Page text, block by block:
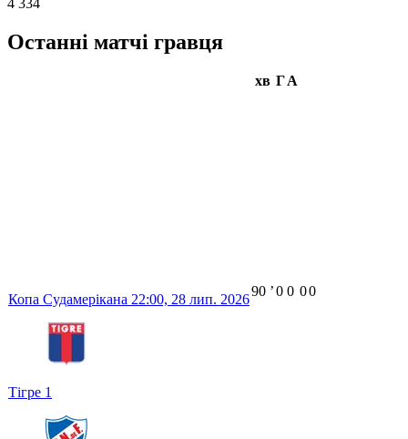
4 334
Останні матчі гравця
хв ГА
Копа Судамерікана 22:00, 28 лип. 2026
Тігре 1
90 ʼ0 0 00